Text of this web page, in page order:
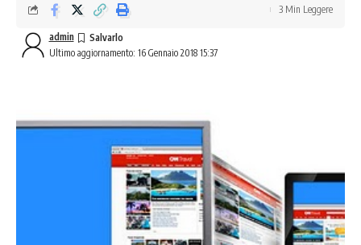
Ultimo aggiornamento: 16 Gennaio 2018 15:37
admin
3 Min Leggere